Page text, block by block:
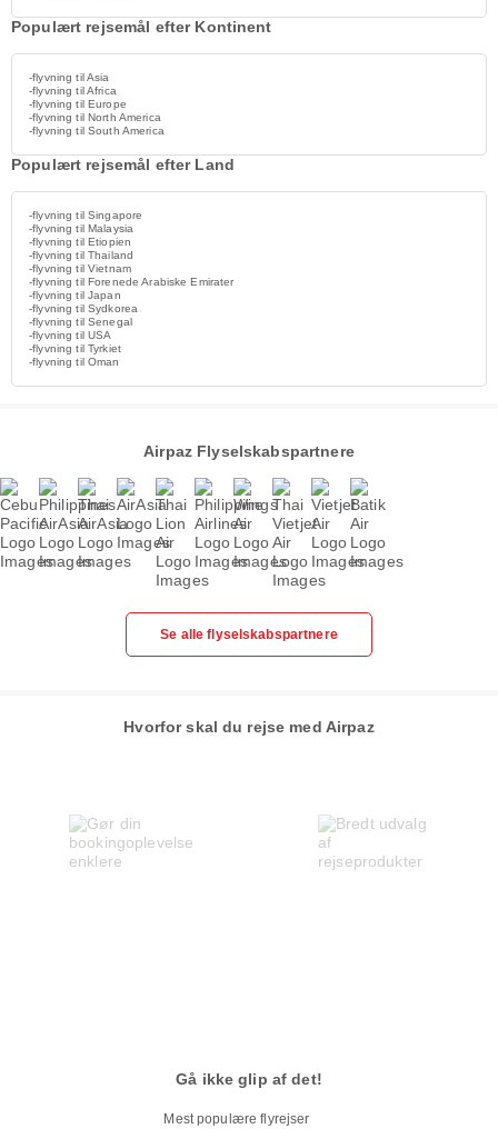
Populært rejsemål efter Kontinent
-flyvning til Asia
-flyvning til Africa
-flyvning til Europe
-flyvning til North America
-flyvning til South America
Populært rejsemål efter Land
-flyvning til Singapore
-flyvning til Malaysia
-flyvning til Etiopien
-flyvning til Thailand
-flyvning til Vietnam
-flyvning til Forenede Arabiske Emirater
-flyvning til Japan
-flyvning til Sydkorea
-flyvning til Senegal
-flyvning til USA
-flyvning til Tyrkiet
-flyvning til Oman
Airpaz Flyselskabspartnere
Se alle flyselskabspartnere
Hvorfor skal du rejse med Airpaz
Gå ikke glip af det!
Mest populære flyrejser